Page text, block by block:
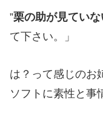
”栗の助が見ていな
て下さい。」
は？って感じのお
ソフトに素性と事